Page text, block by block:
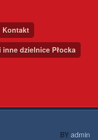
Kontakt
dzielnice Płocka
BY admin